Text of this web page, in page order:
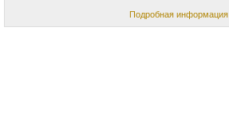
Подробная информация